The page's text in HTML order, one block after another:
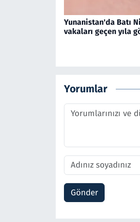
Yunanistan'da Batı
vakaları geçen yıla
Yorumlar
Gönder